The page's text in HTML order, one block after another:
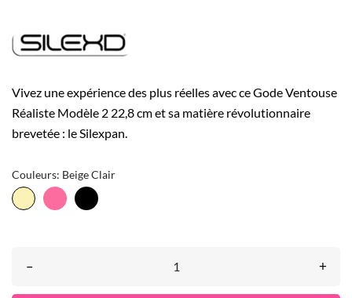
Vivez une expérience des plus réelles avec ce Gode Ventouse
Réaliste Modèle 2 22,8 cm et sa matière révolutionnaire
brevetée : le Silexpan.
Couleurs: Beige Clair
Beige Rose Noir
– +